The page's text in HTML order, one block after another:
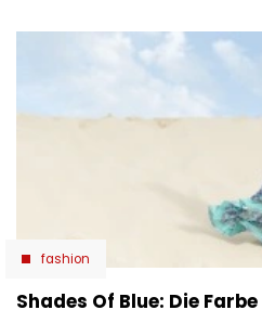
fashion
Shades Of Blue: Die